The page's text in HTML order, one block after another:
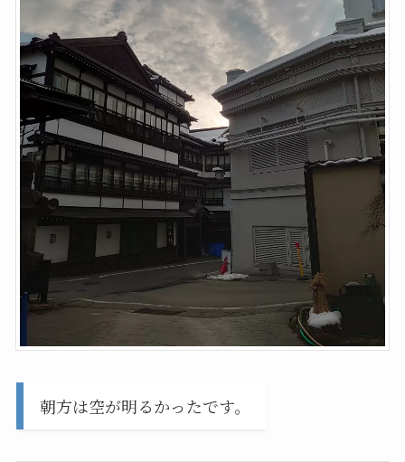
朝方は空が明るかったです。